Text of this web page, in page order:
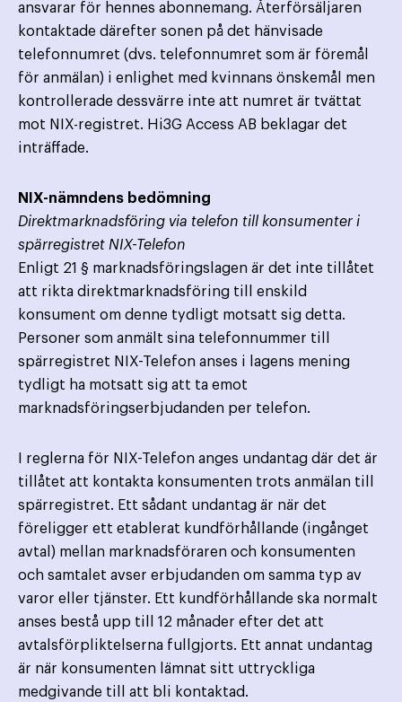
ansvarar för hennes abonnemang. Återförsäljaren
kontaktade därefter sonen på det hänvisade
telefonnumret (dvs. telefonnumret som är föremål
för anmälan) i enlighet med kvinnans önskemål men
kontrollerade dessvärre inte att numret är tvättat
mot NIX-registret. Hi3G Access AB beklagar det
inträffade.
NIX-nämndens bedömning
Direktmarknadsföring via telefon till konsumenter i
spärregistret NIX-Telefon
Enligt 21 § marknadsföringslagen är det inte tillåtet
att rikta direktmarknadsföring till enskild
konsument om denne tydligt motsatt sig detta.
Personer som anmält sina telefonnummer till
spärregistret NIX-Telefon anses i lagens mening
tydligt ha motsatt sig att ta emot
marknadsföringserbjudanden per telefon.
I reglerna för NIX-Telefon anges undantag där det är
tillåtet att kontakta konsumenten trots anmälan till
spärregistret. Ett sådant undantag är när det
föreligger ett etablerat kundförhållande (ingånget
avtal) mellan marknadsföraren och konsumenten
och samtalet avser erbjudanden om samma typ av
varor eller tjänster. Ett kundförhållande ska normalt
anses bestå upp till 12 månader efter det att
avtalsförpliktelserna fullgjorts. Ett annat undantag
är när konsumenten lämnat sitt uttryckliga
medgivande till att bli kontaktad.